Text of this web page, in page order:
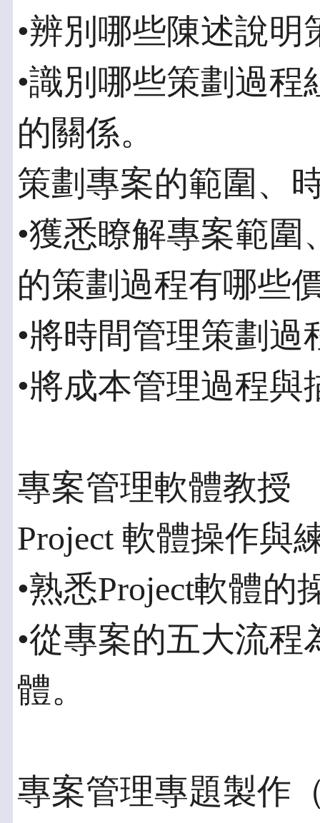
•辨別哪些陳述說
•識別哪些策劃過
的關係。
策劃專案的範圍、
•獲悉瞭解專案範
的策劃過程有哪些
•將時間管理策劃
•將成本管理過程與
專案管理軟體教授
Project 軟體操作與
•熟悉Project軟體的
•從專案的五大流程
體。
專案管理專題製作